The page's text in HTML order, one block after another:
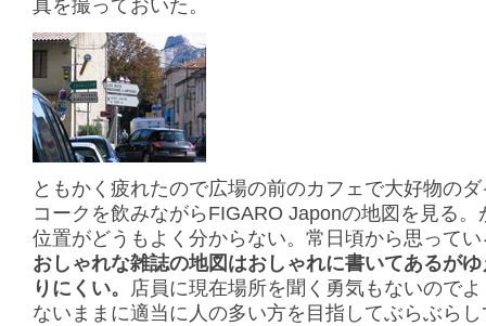
真を撮っておいた。
ともかく疲れたので広場の前のカフェで大好物の
コークを飲みながらFIGARO Japonの地図を見る。
位置がどうもよく分からない。常日頃から思って
おしゃれな雑誌の地図はおしゃれに書いてあるが
りにくい。 店員に現在場所を聞く勇気もないので
ないままに適当に人の多い方を目指してぶらぶら